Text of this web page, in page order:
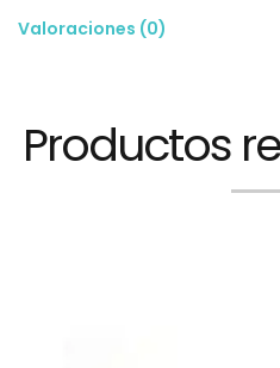
Valoraciones (0)
Productos